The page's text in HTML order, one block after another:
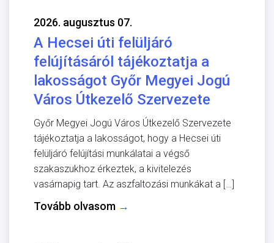
2026. augusztus 07.
A Hecsei úti felüljáró
felújításáról tájékoztatja a
lakosságot Győr Megyei Jogú
Város Útkezelő Szervezete
Győr Megyei Jogú Város Útkezelő Szervezete
tájékoztatja a lakosságot, hogy a Hecsei úti
felüljáró felújítási munkálatai a végső
szakaszukhoz érkeztek, a kivitelezés
vasárnapig tart. Az aszfaltozási munkákat a […]
Tovább olvasom →